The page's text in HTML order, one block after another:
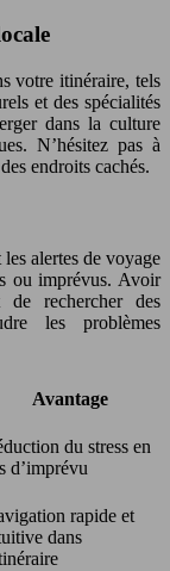
votre itinéraire, tels
et des spécialités
dans la culture
N’hésitez pas à
endroits cachés.
alertes de voyage
ou imprévus. Avoir
de rechercher des
les problèmes
Avantage
du stress en
d’imprévu
rapide et
dans